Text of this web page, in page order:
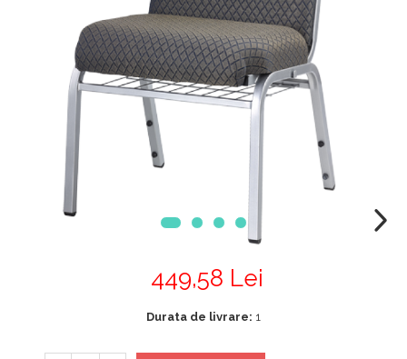
Mobilier Terasa
Scaune terasa
Seturi Terasa
Sezlonguri si Baldachine
Scaune Inalte De Bar
449,58 Lei
Durata de livrare: 1